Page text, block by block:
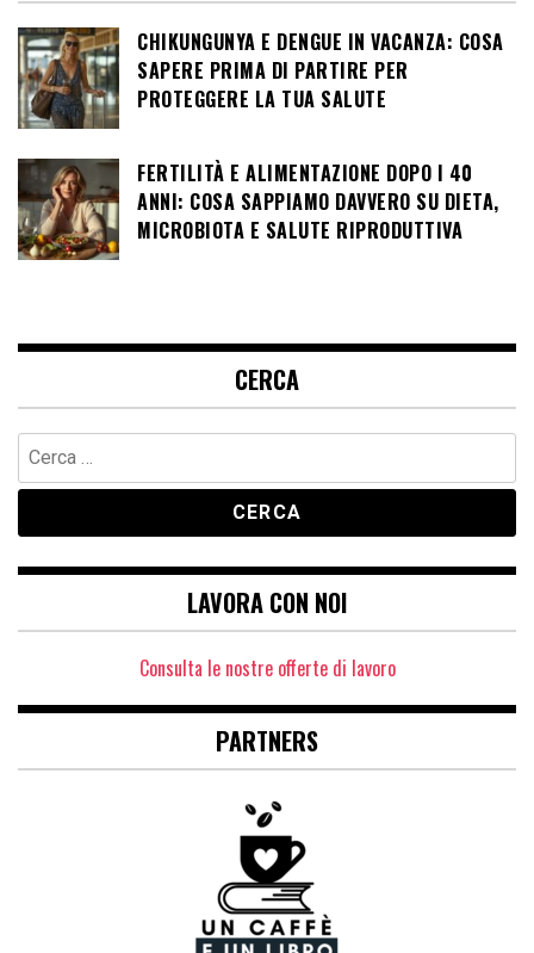
CHIKUNGUNYA E DENGUE IN VACANZA: COSA
SAPERE PRIMA DI PARTIRE PER
PROTEGGERE LA TUA SALUTE
FERTILITÀ E ALIMENTAZIONE DOPO I 40
ANNI: COSA SAPPIAMO DAVVERO SU DIETA,
MICROBIOTA E SALUTE RIPRODUTTIVA
CERCA
Ricerca
per:
LAVORA CON NOI
Consulta le nostre offerte di lavoro
PARTNERS